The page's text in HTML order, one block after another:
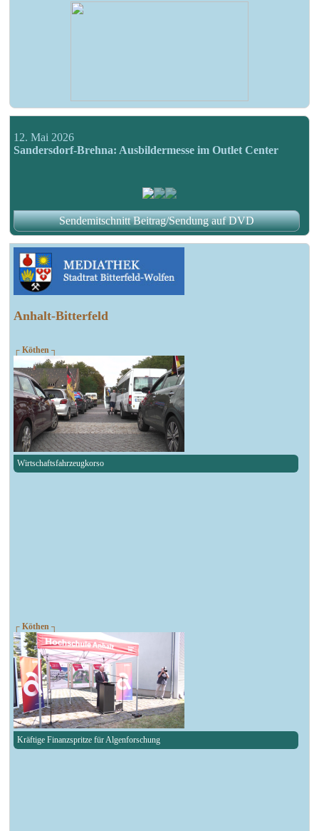
Anhalt-Bitterfeld
┌ Köthen ┐
Wirtschaftsfahrzeugkorso
┌ Köthen ┐
Kräftige Finanzspritze für Algenforschung
12. Mai 2026
Sandersdorf-Brehna: Ausbildermesse im Outlet Center
Sendemitschnitt Beitrag/Sendung auf DVD